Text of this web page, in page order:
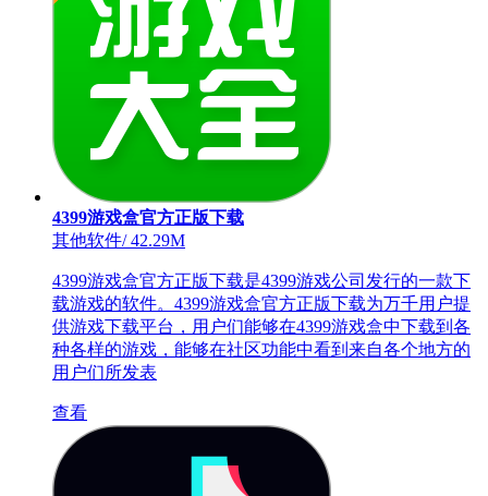
4399游戏盒官方正版下载
其他软件/42.29M
4399游戏盒官方正版下载是4399游戏公司发行的一款下
载游戏的软件。4399游戏盒官方正版下载为万千用户提
供游戏下载平台，用户们能够在4399游戏盒中下载到各
种各样的游戏，能够在社区功能中看到来自各个地方的
用户们所发表
查看